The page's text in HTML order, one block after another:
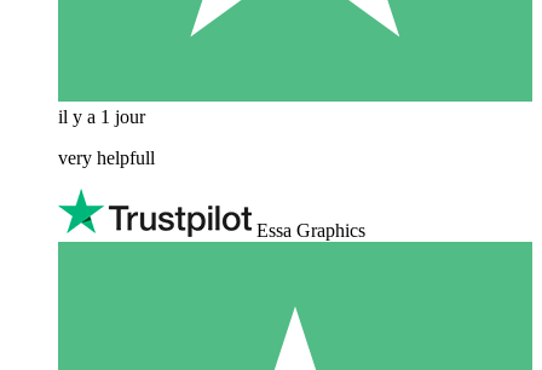
il y a 1 jour
very helpfull
Essa Graphics